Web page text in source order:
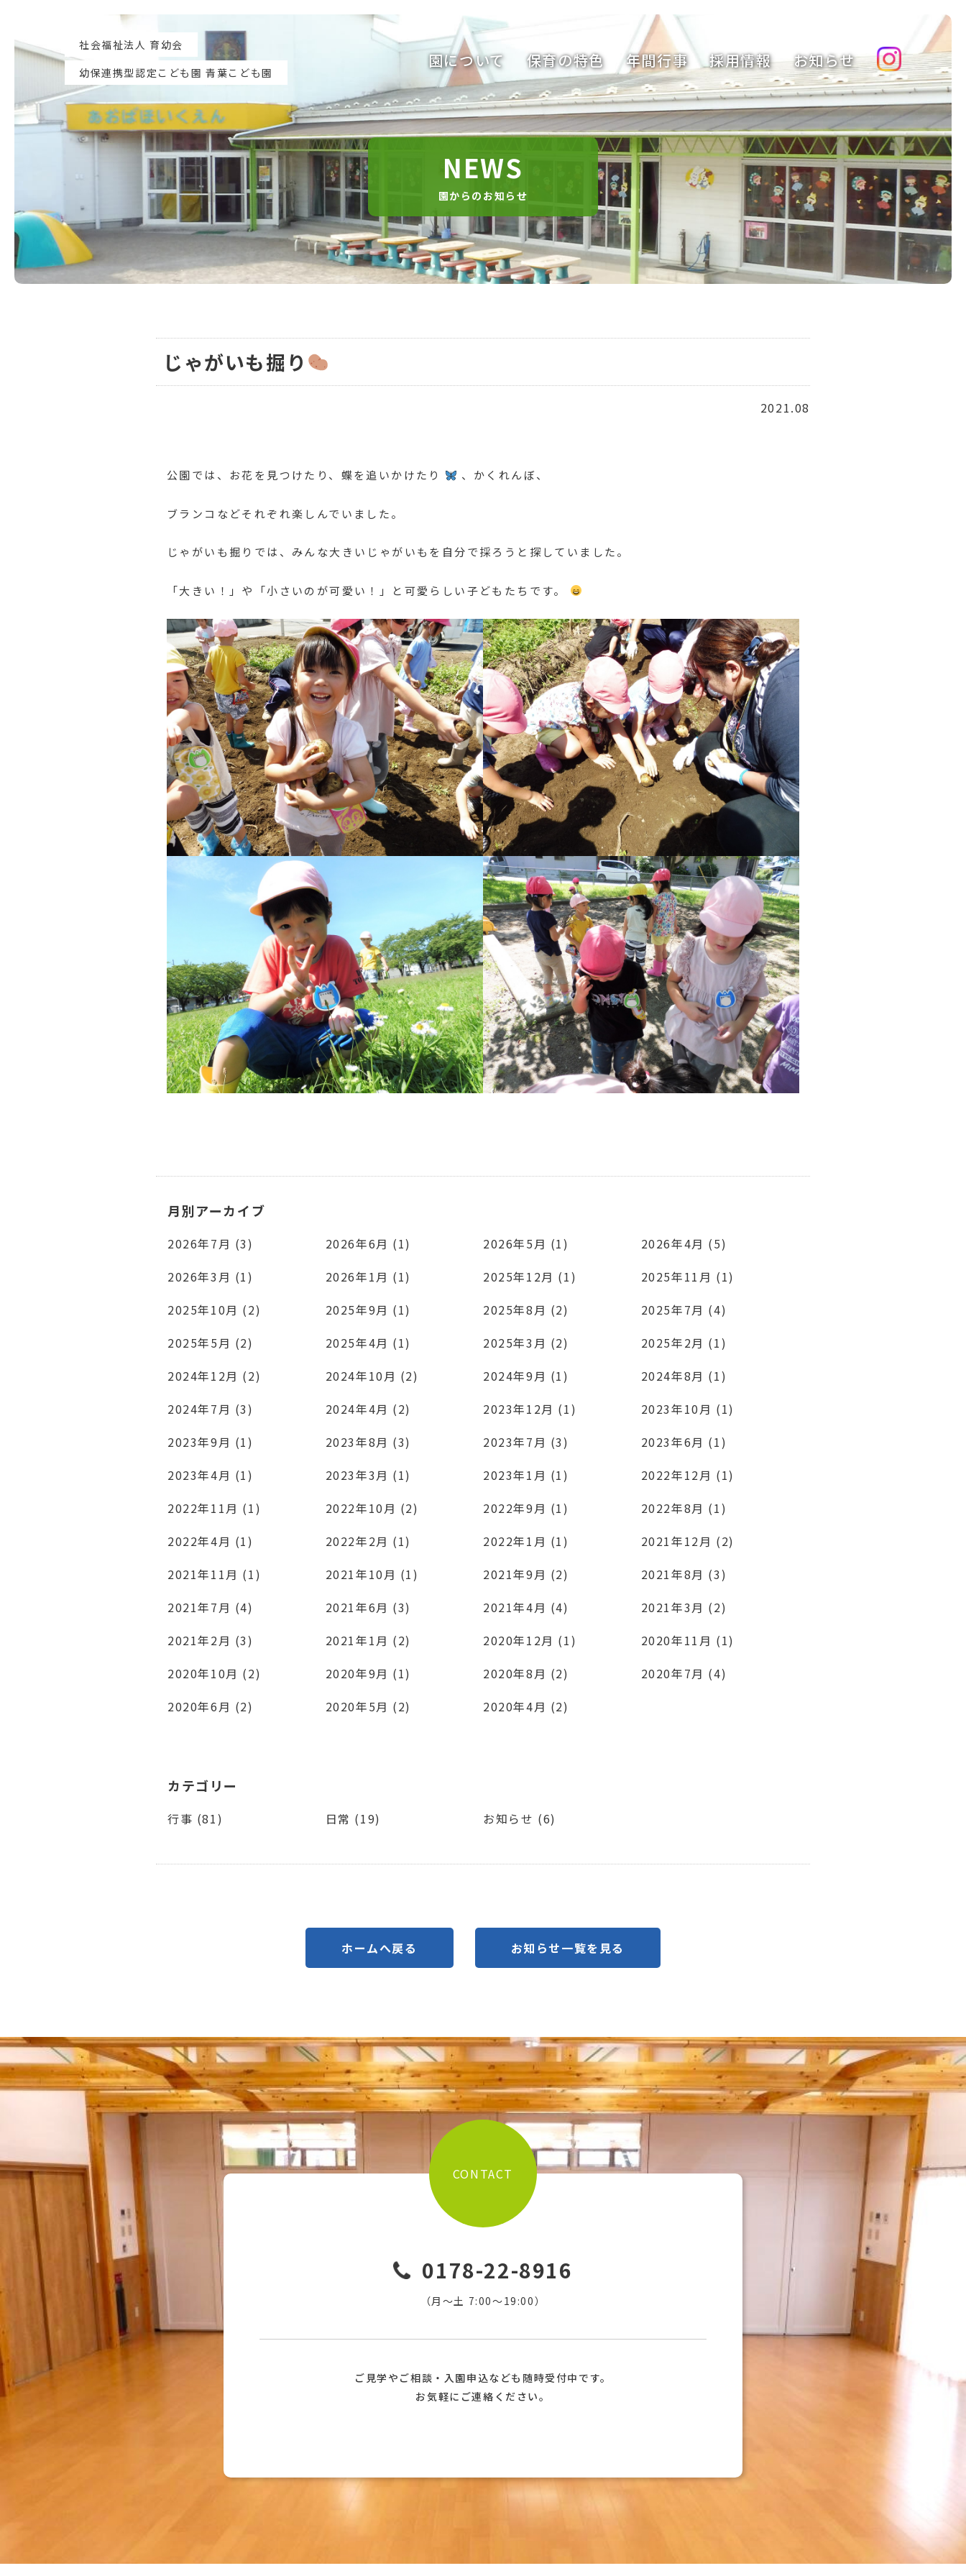
社会福祉法人 育幼会
幼保連携型認定こども園 青葉こども園
園について 保育の特色 年間行事 採用情報 お知らせ
NEWS
園からのお知らせ
じゃがいも掘り
2021.08
公園では、お花を見つけたり、蝶を追いかけたり 、かくれんぼ、
ブランコなどそれぞれ楽しんでいました。
じゃがいも掘りでは、みんな大きいじゃがいもを自分で採ろうと探していました。
「大きい！」や「小さいのが可愛い！」と可愛らしい子どもたちです。
月別アーカイブ
2026年7月 (3) 2026年6月 (1) 2026年5月 (1)
2026年4月 (5)
2026年3月 (1)
2026年1月 (1) 2025年12月 (1)
2025年11月 (1)
2025年10月 (2)
2025年9月 (1) 2025年8月 (2)
2025年7月 (4)
2025年5月 (2)
2025年4月 (1) 2025年3月 (2)
2025年2月 (1)
2024年12月 (2)
2024年10月 (2) 2024年9月 (1)
2024年8月 (1)
2024年7月 (3)
2024年4月 (2) 2023年12月 (1)
2023年10月 (1)
2023年9月 (1)
2023年8月 (3) 2023年7月 (3)
2023年6月 (1)
2023年4月 (1)
2023年3月 (1) 2023年1月 (1)
2022年12月 (1)
2022年11月 (1)
2022年10月 (2) 2022年9月 (1)
2022年8月 (1)
2022年4月 (1)
2022年2月 (1) 2022年1月 (1)
2021年12月 (2)
2021年11月 (1)
2021年10月 (1) 2021年9月 (2)
2021年8月 (3)
2021年7月 (4)
2021年6月 (3) 2021年4月 (4)
2021年3月 (2)
2021年2月 (3)
2021年1月 (2) 2020年12月 (1)
2020年11月 (1)
2020年10月 (2)
2020年9月 (1) 2020年8月 (2)
2020年7月 (4)
2020年6月 (2)
2020年5月 (2) 2020年4月 (2)
カテゴリー
行事 (81) 日常 (19) お知らせ (6)
ホームへ戻る お知らせ一覧を見る
CONTACT
0178-22-8916
（月〜土 7:00〜19:00）
ご見学やご相談・入園申込なども随時受付中です。
お気軽にご連絡ください。